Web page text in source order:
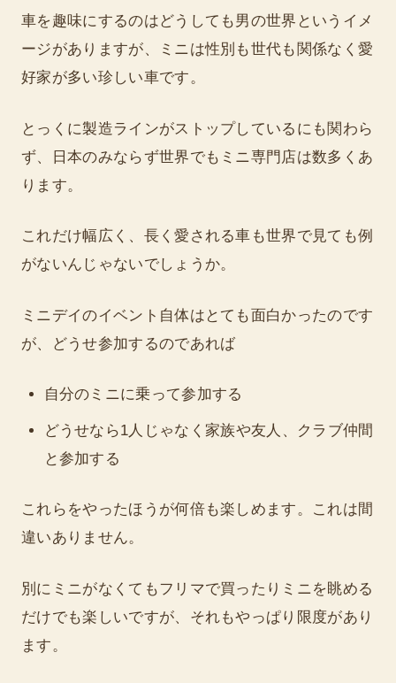
車を趣味にするのはどうしても男の世界というイメ
ージがありますが、ミニは性別も世代も関係なく愛
好家が多い珍しい車です。
とっくに製造ラインがストップしているにも関わら
ず、日本のみならず世界でもミニ専門店は数多くあ
ります。
これだけ幅広く、長く愛される車も世界で見ても例
がないんじゃないでしょうか。
ミニデイのイベント自体はとても面白かったのです
が、どうせ参加するのであれば
自分のミニに乗って参加する
どうせなら1人じゃなく家族や友人、クラブ仲間
と参加する
これらをやったほうが何倍も楽しめます。これは間
違いありません。
別にミニがなくてもフリマで買ったりミニを眺める
だけでも楽しいですが、それもやっぱり限度があり
ます。